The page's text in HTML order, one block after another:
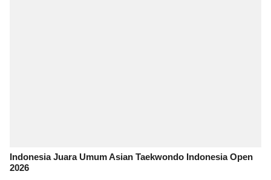
Indonesia Juara Umum Asian Taekwondo Indonesia Open
2026